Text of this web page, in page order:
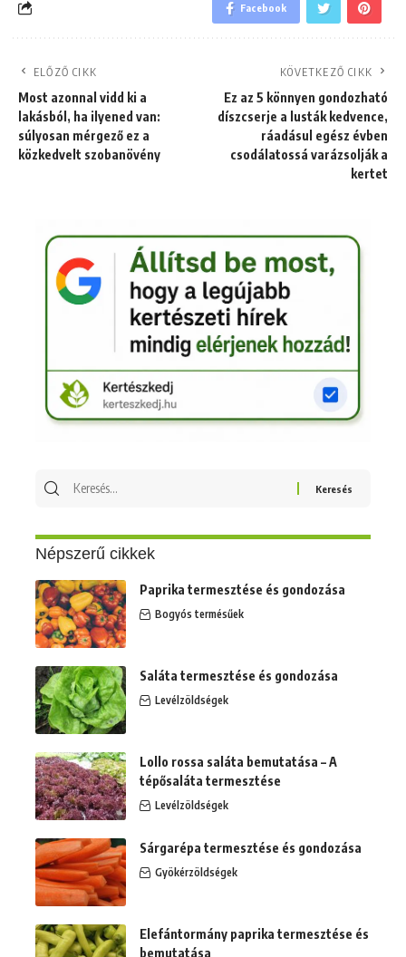
Facebook
ELŐZŐ CIKK
Most azonnal vidd ki a
lakásból, ha ilyened van:
súlyosan mérgező ez a
közkedvelt szobanövény
KÖVETKEZŐ CIKK
Ez az 5 könnyen gondozható
díszcserje a lusták kedvence,
ráadásul egész évben
csodálatossá varázsolják a
kertet
Keresés
Népszerű cikkek
Paprika termesztése és gondozása
Bogyós termésűek
Saláta termesztése és gondozása
Levélzöldségek
Lollo rossa saláta bemutatása – A
tépősaláta termesztése
Levélzöldségek
Sárgarépa termesztése és gondozása
Gyökérzöldségek
Elefántormány paprika termesztése és
bemutatása